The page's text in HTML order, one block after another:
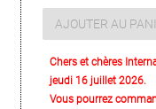
AJOUTER AU
Chers et chères
jeudi 16 juillet 2026.
Vous pourrez